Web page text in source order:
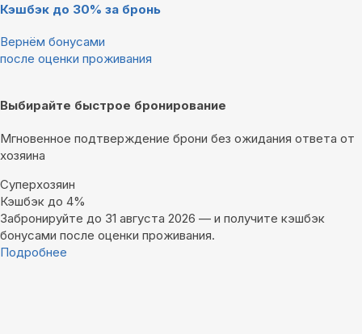
Кэшбэк до 30% за бронь
Вернём бонусами
после оценки проживания
Выбирайте быстрое бронирование
Мгновенное подтверждение брони без ожидания ответа от
хозяина
Суперхозяин
Кэшбэк до 4%
Забронируйте до 31 августа 2026 — и получите кэшбэк
бонусами после оценки проживания.
Подробнее